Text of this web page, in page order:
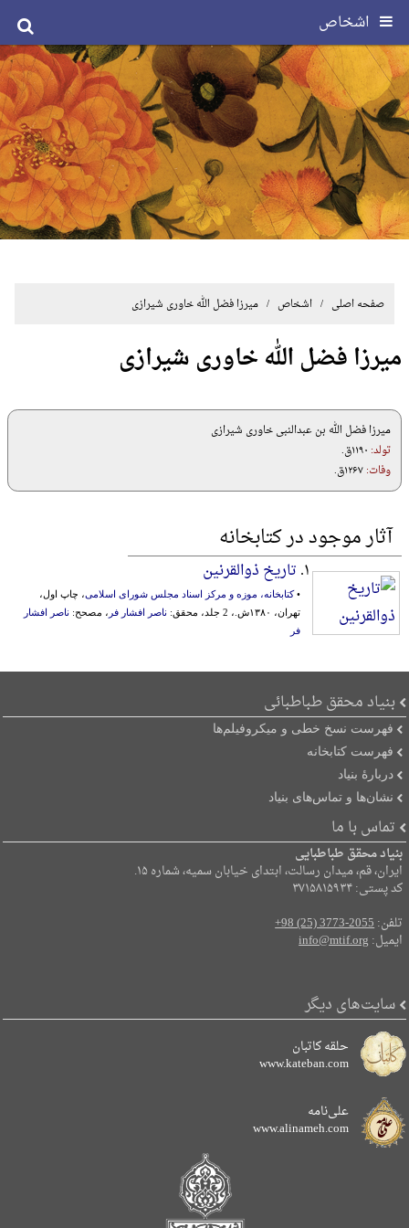
اشخاص
صفحه اصلی / اشخاص / میرزا فضل الله خاوری شیرازی
میرزا فضل الله خاوری شیرازی
میرزا فضل الله بن عبدالنبی خاوری شیرازی
تولد:
وفات:۱۲۶۷ق.
آثار موجود در کتابخانه
۱. تاریخ ذوالقرنین
•کتابخانه، موزه و مرکز اسناد مجلس شورای اسلامی، چاپ اول،
تهران، ۱۳۸۰ش.، 2 جلد، محقق:
ناصر افشار فر ، مصحح: ناصر افشار
فر
بنیاد محقق طباطبائی
فهرست نسخ خطی و میکروفیلم‌ها
فهرست کتابخانه
دربارۀ بنیاد
نشان‌ها و تماس‌های بنیاد
تماس با ما
بنیاد محقق طباطبایی
ایران، قم، میدان رسالت، ابتدای خیابان سمیه، شماره ۱۵.
کد پستی: ۳۷۱۵۸۱۵۹۳۴
تلفن:+98 (25) 3773-2055
ایمیل:info@mtif.org
سایت‌های دیگر
حلقه کاتبان
www.kateban.com
علی‌نامه
www.alinameh.com